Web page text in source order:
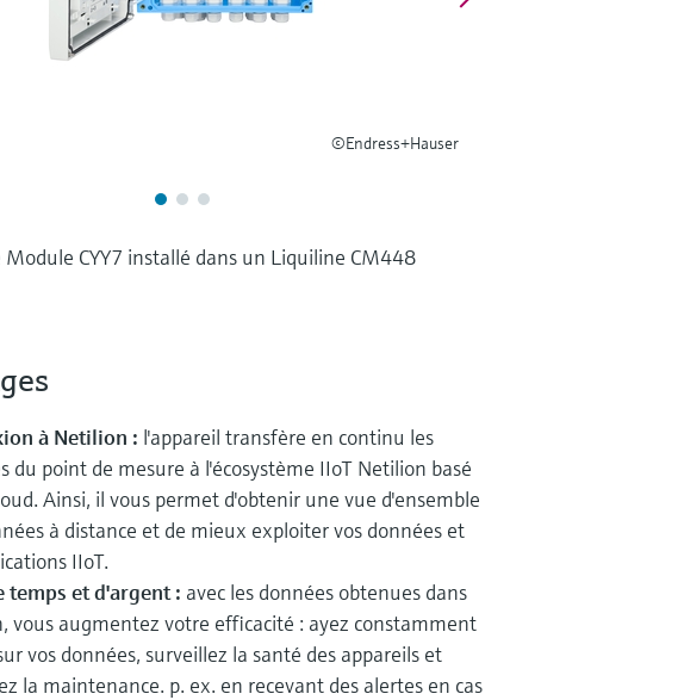
©Endress+Hauser
CYY7 installé dans un Liquiline CM448
à Netilion : l'appareil transfère en continu les
du point de mesure à l'écosystème IIoT Netilion basé
Ainsi, il vous permet d'obtenir une vue d'ensemble
à distance et de mieux exploiter vos données et
IIoT.
temps et d'argent : avec les données obtenues dans
vous augmentez votre efficacité : ayez constamment
vos données, surveillez la santé des appareils et
la maintenance. p. ex. en recevant des alertes en cas